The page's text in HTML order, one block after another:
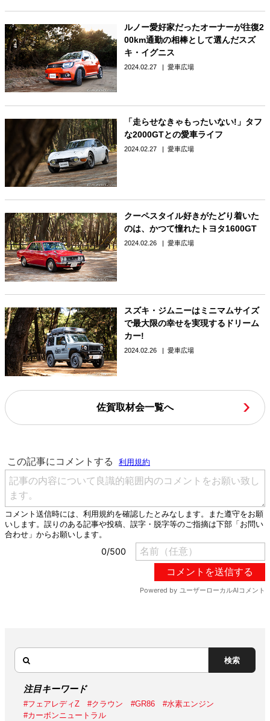
ルノー愛好家だったオーナーが往復2
00km通勤の相棒として選んだスズ
キ・イグニス
2024.02.27 愛車広場
「走らせなきゃもったいない!」タフ
な2000GTとの愛車ライフ
2024.02.27 愛車広場
クーペスタイル好きがたどり着いた
のは、かつて憧れたトヨタ1600GT
2024.02.26 愛車広場
スズキ・ジムニーはミニマムサイズ
で最大限の幸せを実現するドリーム
カー!
2024.02.26 愛車広場
佐賀取材会一覧へ
検索
注目キーワード
#フェアレディZ #クラウン #GR86
#水素エンジン
#カーボンニュートラル